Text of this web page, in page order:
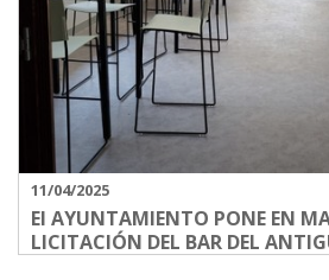
11/04/2025
El AYUNTAMIENTO PONE EN
LICITACIÓN DEL BAR DEL